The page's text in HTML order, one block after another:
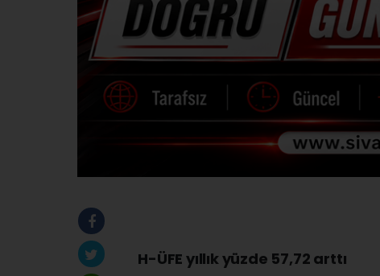
H-ÜFE yıllık yüzde 57,72 arttı